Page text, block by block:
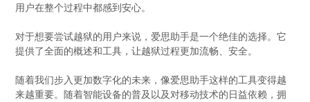
用户在整个过程中都感到安心。
对于想要尝试越狱的用户来说，爱思助手是一个绝佳的选择。它
提供了全面的概述和工具，让越狱过程更加流畅、安全。
随着我们步入更加数字化的未来，像爱思助手这样的工具变得越
来越重要。随着智能设备的普及以及对移动技术的日益依赖，拥